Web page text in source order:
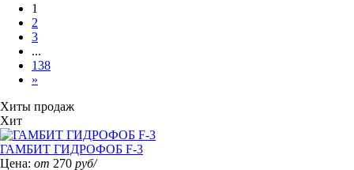
1
2
3
...
138
»
Хиты продаж
Хит
ГАМБИТ ГИДРОФОБ F-3
Цена: от 270 руб/